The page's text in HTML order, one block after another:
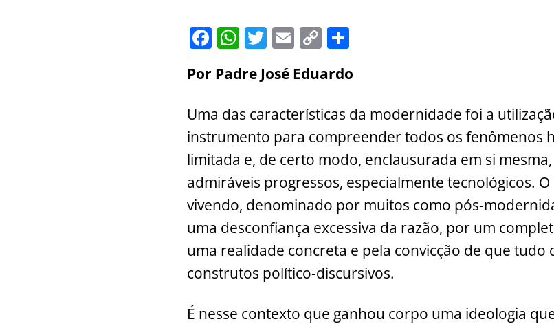
F
c
e
b
o
o
k
W
at
s
A
p
p
T
itt
er
E
ai
l
C
p
y
Li
n
k
ar
e
Por Padre José Eduardo
Uma das características da modernidade foi a
instrumento para compreender todos os fenômenos
limitada e, de certo modo, enclausurada em si
admiráveis progressos, especialmente tecnológicos.
vivendo, denominado por muitos como pós-
uma desconfiança excessiva da razão, por um
uma realidade concreta e pela convicção de que tudo
construtos político-discursivos.
É nesse contexto que ganhou corpo uma ideologia